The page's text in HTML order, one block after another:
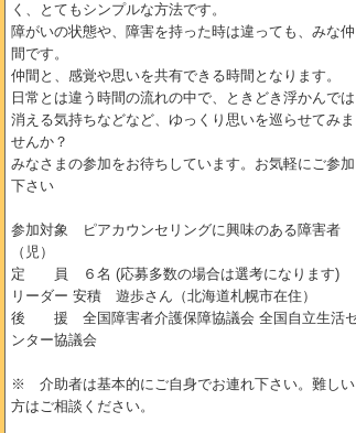
く、とてもシンプルな方法です。
障がいの状態や、障害を持った時は違っても、みな仲
間です。
仲間と、感覚や思いを共有できる時間となります。
日常とは違う時間の流れの中で、ときどき浮かんでは
消える気持ちなどなど、ゆっくり思いを巡らせてみま
せんか？
みなさまの参加をお待ちしています。お気軽にご参加
下さい
参加対象 ピアカウンセリングに興味のある障害者
（児）
定 員 ６名 (応募多数の場合は選考になります)
リーダー 安積 遊歩さん（北海道札幌市在住）
後 援 全国障害者介護保障協議会 全国自立生活
ンター協議会
※ 介助者は基本的にご自身でお連れ下さい。難しい
方はご相談ください。